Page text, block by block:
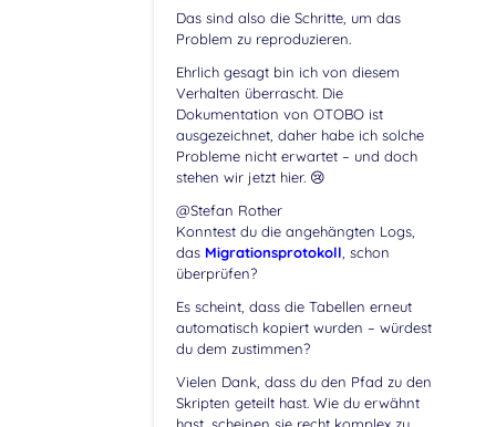
Das sind also die Schritte, um das
Problem zu reproduzieren.
Ehrlich gesagt bin ich von diesem
Verhalten überrascht. Die
Dokumentation von OTOBO ist
ausgezeichnet, daher habe ich solche
Probleme nicht erwartet – und doch
stehen wir jetzt hier. 😢
@Stefan Rother
Konntest du die angehängten Logs,
das Migrationsprotokoll , schon
überprüfen?
Es scheint, dass die Tabellen erneut
automatisch kopiert wurden – würdest
du dem zustimmen?
Vielen Dank, dass du den Pfad zu den
Skripten geteilt hast. Wie du erwähnt